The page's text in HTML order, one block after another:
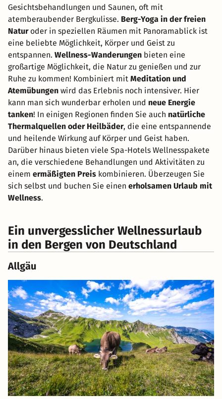
Gesichtsbehandlungen und Saunen, oft mit
atemberaubender Bergkulisse. Berg-Yoga in der freien
Naturoder in speziellen Räumen mit Panoramablick ist
eine beliebte Möglichkeit, Körper und Geist zu
entspannen. Wellness-Wanderungen bieten eine
großartige Möglichkeit, die Natur zu genießen und zur
Ruhe zu kommen! Kombiniert mit Meditation und
Atemübungen wird das Erlebnis noch intensiver. Hier
kann man sich wunderbar erholen und neue Energie
tanken! In einigen Regionen finden Sie auch natürliche
Thermalquellen oder Heilbäder, die eine entspannende
und heilende Wirkung auf Körper und Geist haben.
Darüber hinaus bieten viele Spa-Hotels Wellnesspakete
an, die verschiedene Behandlungen und Aktivitäten zu
einem ermäßigten Preis kombinieren. Überzeugen Sie
sich selbst und buchen Sie einen erholsamen Urlaub mit
Wellness.
Ein unvergesslicher Wellnessurlaub
in den Bergen von Deutschland
Allgäu